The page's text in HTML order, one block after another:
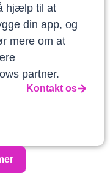
hjælp til at
din app, og
mere om at
partner.
Kontakt os